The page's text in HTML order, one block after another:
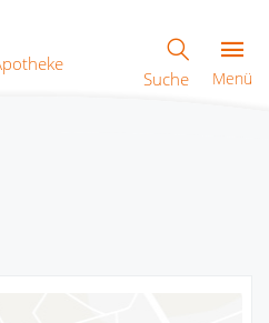
Suche Menü